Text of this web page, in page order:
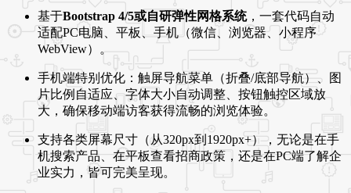
基于Bootstrap 4/5或自研弹性网格系统，一套代码自动
适配PC电脑、平板、手机（微信、浏览器、小程序
WebView）。
手机端特别优化：触屏导航菜单（折叠/底部导航）、图
片比例自适应、字体大小自动调整、按钮触控区域放
大，确保移动端访客获得流畅的浏览体验。
支持各类屏幕尺寸（从320px到1920px+），无论是在手
机搜索产品、在平板查看招商政策，还是在PC端了解企
业实力，皆可完美呈现。